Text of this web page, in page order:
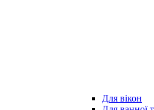
Для вікон